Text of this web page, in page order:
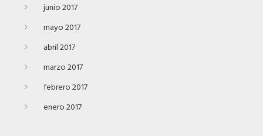
junio 2017
mayo 2017
abril 2017
marzo 2017
febrero 2017
enero 2017